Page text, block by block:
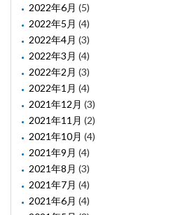
2022年6月 (5)
2022年5月 (4)
2022年4月 (3)
2022年3月 (4)
2022年2月 (3)
2022年1月 (4)
2021年12月 (3)
2021年11月 (2)
2021年10月 (4)
2021年9月 (4)
2021年8月 (3)
2021年7月 (4)
2021年6月 (4)